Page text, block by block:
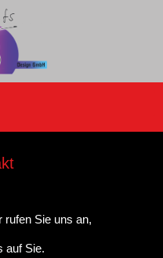
rufen Sie uns an,
auf Sie.